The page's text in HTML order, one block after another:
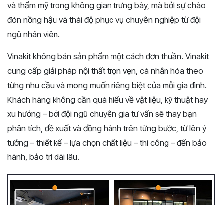
và thẩm mỹ trong không gian trưng bày, mà bởi sự chào
đón nồng hậu và thái độ phục vụ chuyên nghiệp từ đội
ngũ nhân viên.
Vinakit không bán sản phẩm một cách đơn thuần. Vinakit
cung cấp giải pháp nội thất trọn vẹn, cá nhân hóa theo
từng nhu cầu và mong muốn riêng biệt của mỗi gia đình.
Khách hàng không cần quá hiểu về vật liệu, kỹ thuật hay
xu hướng – bởi đội ngũ chuyên gia tư vấn sẽ thay bạn
phân tích, đề xuất và đồng hành trên từng bước, từ lên ý
tưởng – thiết kế – lựa chọn chất liệu – thi công – đến bảo
hành, bảo trì dài lâu.